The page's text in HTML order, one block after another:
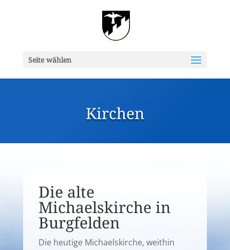
Seite wählen
Kirchen
Die alte
Michaelskirche in
Burgfelden
Die heutige Michaelskirche, weithin